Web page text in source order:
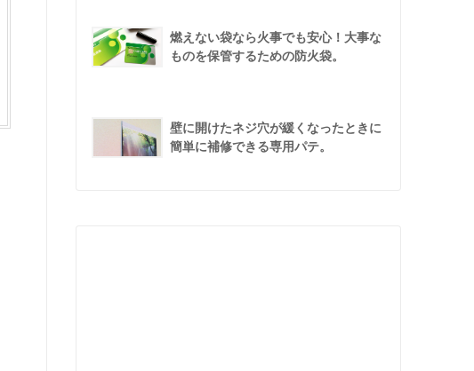
燃えない袋なら火事でも安心！大事な
ものを保管するための防火袋。
壁に開けたネジ穴が緩くなったときに
簡単に補修できる専用パテ。